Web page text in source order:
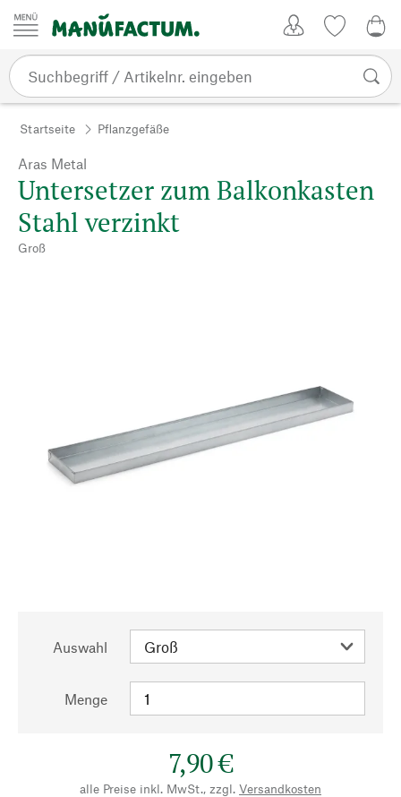
Zum Inhalt springen
Startseite Pflanzgefäße
Aras Metal
Untersetzer zum Balkonkasten
Stahl verzinkt
Groß
Auswahl
Menge
7,90 €
alle Preise inkl. MwSt., zzgl. Versandkosten